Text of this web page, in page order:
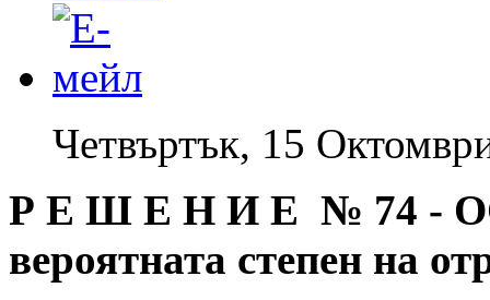
Четвъртък, 15
Р Е Ш Е Н И Е № 74 -
вероятната степен на